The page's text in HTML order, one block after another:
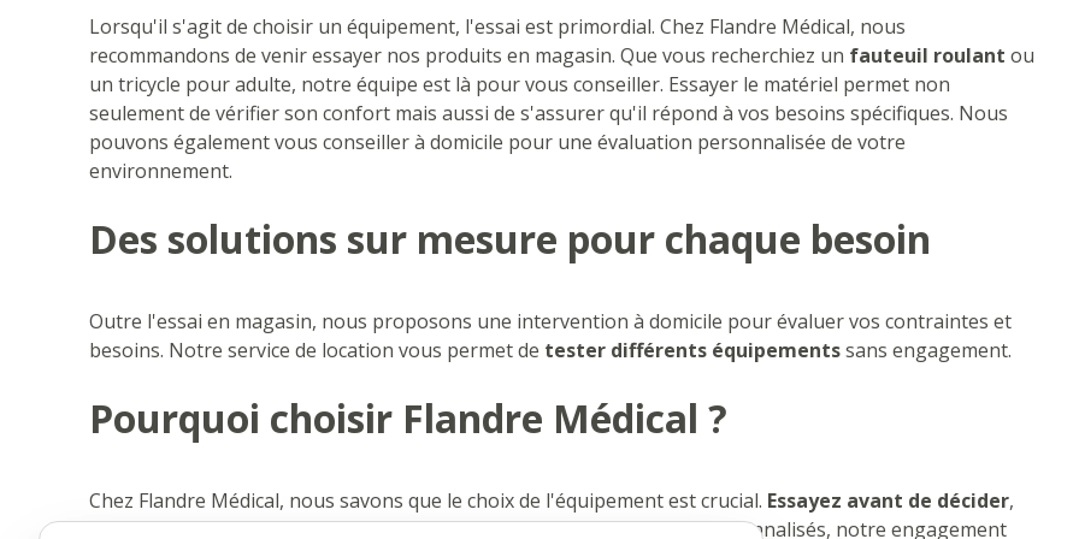
Lorsqu'il s'agit de choisir un équipement, l'essai est primordial. Chez Flandre Médical, nous
recommandons de venir essayer nos produits en magasin. Que vous recherchiez un fauteuil roulant ou
un tricycle pour adulte, notre équipe est là pour vous conseiller. Essayer le matériel permet non
seulement de vérifier son confort mais aussi de s'assurer qu'il répond à vos besoins spécifiques. Nous
pouvons également vous conseiller à domicile pour une évaluation personnalisée de votre
environnement.
Des solutions sur mesure pour chaque besoin
Outre l'essai en magasin, nous proposons une intervention à domicile pour évaluer vos contraintes et
besoins. Notre service de location vous permet de tester différents équipementssans engagement.
Pourquoi choisir Flandre Médical ?
Chez Flandre Médical, nous savons que le choix de l'équipement est crucial. Essayez avant de décider,
c'est notre conseil principal. Avec une gamme variée et des services personnalisés, notre engagement